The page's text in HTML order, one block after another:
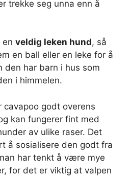
trekke seg unna enn å
en veldig leken hund, så
en ball eller en leke for å
den har barn i hus som
i himmelen.
cavapoo godt overens
kan fungerer fint med
av ulike raser. Det
å sosialisere den godt fra
har tenkt å være mye
for det er viktig at valpen